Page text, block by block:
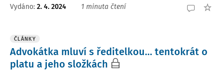
Vydáno: 2. 4. 2024 1 minuta čtení
ČLÁNKY
Advokátka mluví s ředitelkou... tentokrát o
platu a jeho složkách